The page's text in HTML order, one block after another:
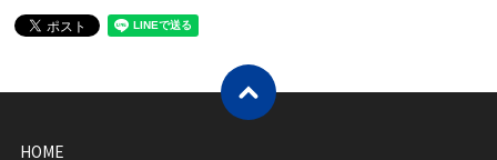
HOME